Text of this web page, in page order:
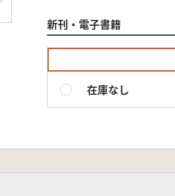
新刊・電子書籍
在庫なし